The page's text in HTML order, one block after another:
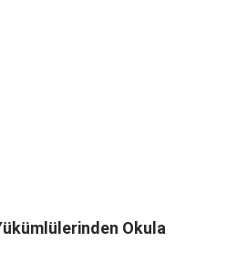
Okula